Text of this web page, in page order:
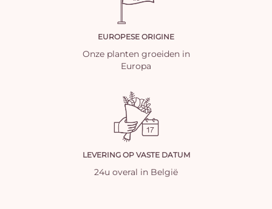
EUROPESE ORIGINE
Onze planten groeiden in
Europa
LEVERING OP VASTE DATUM
24u overal in België